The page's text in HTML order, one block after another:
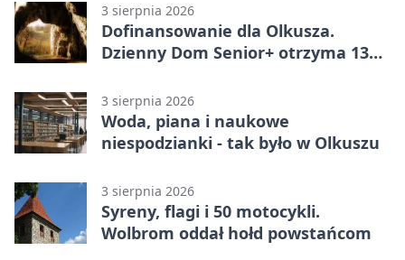
3 sierpnia 2026
Dofinansowanie dla Olkusza.
Dzienny Dom Senior+ otrzyma 134
3 sierpnia 2026
Woda, piana i naukowe
niespodzianki - tak było w Olkuszu
3 sierpnia 2026
Syreny, flagi i 50 motocykli.
Wolbrom oddał hołd powstańcom